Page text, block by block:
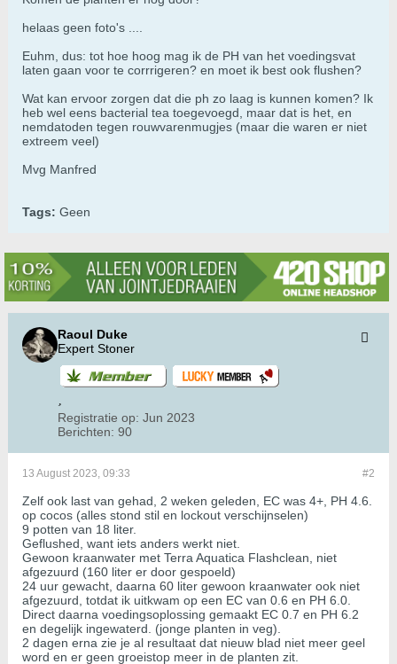
helaas geen foto's ....
Euhm, dus: tot hoe hoog mag ik de PH van het voedingsvat
laten gaan voor te corrrigeren? en moet ik best ook flushen?
Wat kan ervoor zorgen dat die ph zo laag is kunnen komen? Ik
heb wel eens bacterial tea toegevoegd, maar dat is het, en
nemdatoden tegen rouwvarenmugjes (maar die waren er niet
extreem veel)
Mvg Manfred
Tags: Geen
Raoul Duke
Expert Stoner
Registratie op: Jun 2023
Berichten: 90
#2
13 August 2023, 09:33
Zelf ook last van gehad, 2 weken geleden, EC was 4+, PH 4.6.
op cocos (alles stond stil en lockout verschijnselen)
9 potten van 18 liter.
Geflushed, want iets anders werkt niet.
Gewoon kraanwater met Terra Aquatica Flashclean, niet
afgezuurd (160 liter er door gespoeld)
24 uur gewacht, daarna 60 liter gewoon kraanwater ook niet
afgezuurd, totdat ik uitkwam op een EC van 0.6 en PH 6.0.
Direct daarna voedingsoplossing gemaakt EC 0.7 en PH 6.2
en degelijk ingewaterd. (jonge planten in veg).
2 dagen erna zie je al resultaat dat nieuw blad niet meer geel
word en er geen groeistop meer in de planten zit.